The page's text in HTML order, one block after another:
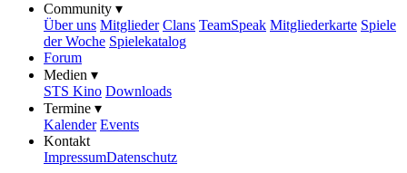
Community ▾
Über uns Mitglieder Clans TeamSpeak Mitgliederkarte Spiele
der Woche Spielekatalog
Forum
Medien ▾
STS Kino Downloads
Termine ▾
Kalender Events
Kontakt
ImpressumDatenschutz